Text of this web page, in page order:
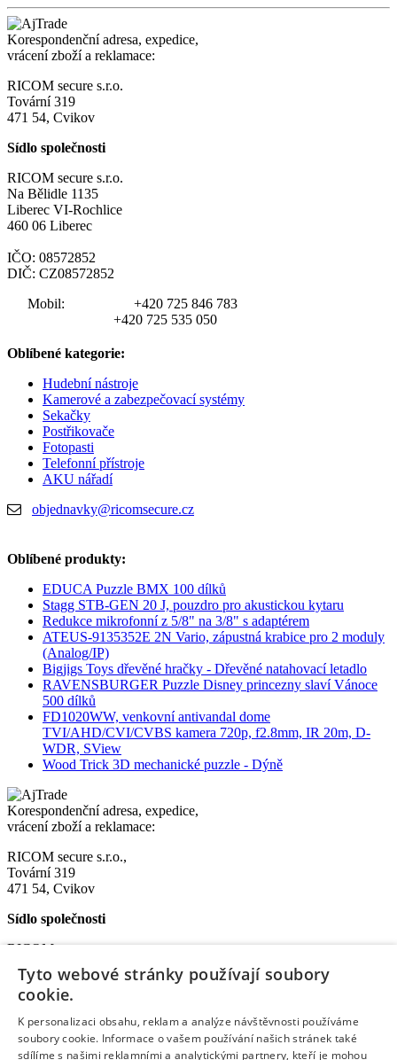
Korespondenční adresa, expedice,
vrácení zboží a reklamace:
RICOM secure s.r.o.
Tovární 319
471 54, Cvikov
Sídlo společnosti
RICOM secure s.r.o.
Na Bělidle 1135
Liberec VI-Rochlice
460 06 Liberec
IČO: 08572852
DIČ: CZ08572852
Mobil:
+420 725 846 783
+420 725 535 050
Oblíbené kategorie:
Hudební nástroje
Kamerové a zabezpečovací systémy
Sekačky
Postřikovače
Fotopasti
Telefonní přístroje
AKU nářadí
objednavky@ricomsecure.cz
Oblíbené produkty:
EDUCA Puzzle BMX 100 dílků
Stagg STB-GEN 20 J, pouzdro pro akustickou kytaru
Redukce mikrofonní z 5/8" na 3/8" s adaptérem
ATEUS-9135352E 2N Vario, zápustná krabice pro 2 moduly
(Analog/IP)
Bigjigs Toys dřevěné hračky - Dřevěné natahovací letadlo
RAVENSBURGER Puzzle Disney princezny slaví Vánoce
500 dílků
FD1020WW, venkovní antivandal dome
TVI/AHD/CVI/CVBS kamera 720p, f2.8mm, IR 20m, D-
WDR, SView
Wood Trick 3D mechanické puzzle - Dýně
Korespondenční adresa, expedice,
vrácení zboží a reklamace:
RICOM secure s.r.o.,
Tovární 319
471 54, Cvikov
Sídlo společnosti
RICOM secure s.r.o.
Na Bělidle 1135
Liberec VI-Rochlice
460 06 Liberec
IČO: 08572852
DIČ: CZ08572852
Tyto webové stránky používají soubory
cookie.
K personalizaci obsahu, reklam a analýze návštěvnosti používáme
soubory cookie. Informace o vašem používání našich stránek také
sdílíme s našimi reklamními a analytickými partnery, kteří je mohou